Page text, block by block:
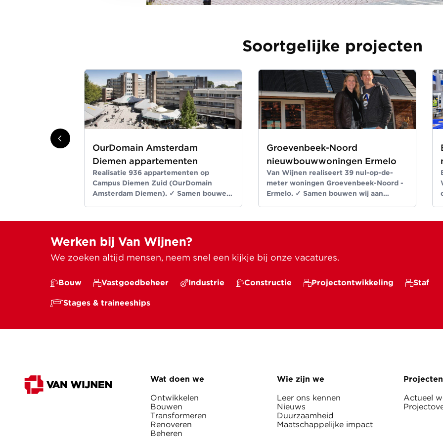
Soortgelijke projecten
OurDomain Amsterdam
Diemen appartementen
Realisatie 936 appartementen op
Campus Diemen Zuid (OurDomain
Amsterdam Diemen). ✓ Samen bouwen
Groevenbeek-Noord
nieuwbouwwoningen Ermelo
Van Wijnen realiseert 39 nul-op-de-
meter woningen Groevenbeek-Noord -
Ermelo. ✓ Samen bouwen wij aan
Werken bij Van Wijnen?
We zoeken altijd mensen, neem snel een kijkje bij onze vacatures.
Bouw Vastgoedbeheer Industrie Constructie Projectontwikkeling Staf
Stages & traineeships
Wat doen we
Ontwikkelen
Bouwen
Transformeren
Renoveren
Beheren
Wie zijn we
Leer ons kennen
Nieuws
Duurzaamheid
Maatschappelijke impact
Projecten
Actueel